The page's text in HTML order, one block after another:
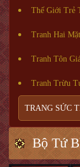
Thế Giới Trẻ
Tranh Hai Mặt
Tranh Tôn
Tranh Trừu
TRANG SỨC
Bộ Tứ